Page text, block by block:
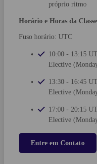
próprio ritmo
Horário e Horas da Classe
Fuso horário: UTC
10:00 - 13:15
Elective
13:30 - 16:45
Elective
17:00 - 20:15
Elective
Entre em Contato